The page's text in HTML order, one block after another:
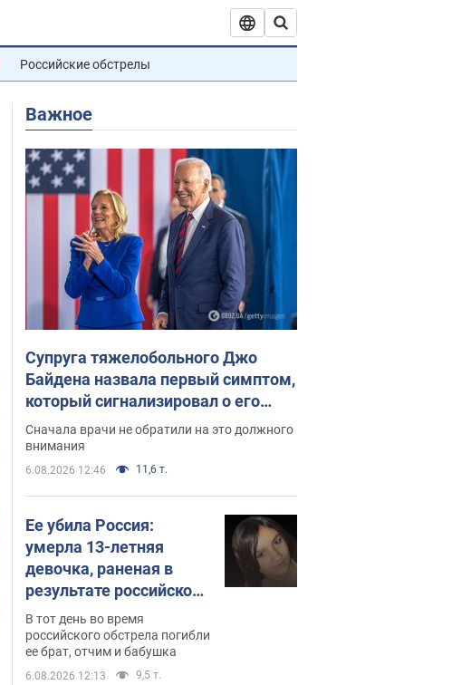
Российские обстрелы
Важное
Супруга тяжелобольного Джо
Байдена назвала первый симптом,
который сигнализировал о его
"агрессивном" раке
Сначала врачи не обратили на это должного
внимания
6.08.2026 12:46 11,6 т.
Ее убила Россия:
умерла 13-летняя
девочка, раненая в
результате российской
атаки на Сумскую
область. Фото
В тот день во время
российского обстрела погибли
ее брат, отчим и бабушка
6.08.2026 12:13 9,5 т.